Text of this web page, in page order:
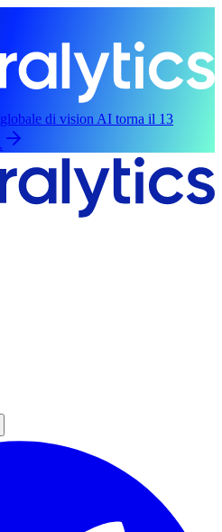
di vision AI torna il 13